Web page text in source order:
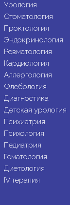
Урология
Стоматология
Проктология
Эндокринология
Ревматология
Кардиология
Аллергология
Флебология
Диагностика
Детская урология
Психиатрия
Психология
Педиатрия
Гематология
Диетология
IV терапия